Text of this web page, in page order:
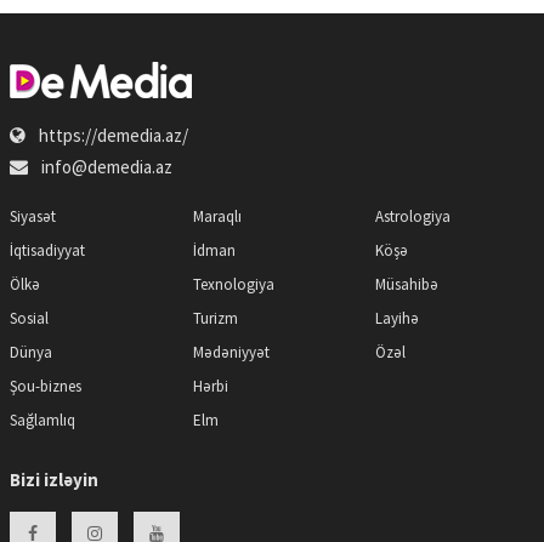
https://demedia.az/
info@demedia.az
Siyasət
İqtisadiyyat
Ölkə
Sosial
Dünya
Şou-biznes
Sağlamlıq
Maraqlı
İdman
Texnologiya
Turizm
Mədəniyyət
Hərbi
Elm
Astrologiya
Köşə
Müsahibə
Layihə
Özəl
Bizi izləyin